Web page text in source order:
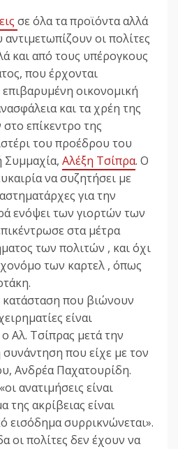
σε όλα τα προϊόντα αλλά
οι πολίτες
και από τους υπέρογκους
που έρχονται
οικονομική
και τα χρέη της
επίκεντρο της
του προέδρου του
Συμμαχία, Αλέξη Τσίπρα. Ο
να συζητήσει με
για την
ενόψει των γιορτών των
στα μέτρα
των πολιτών , και όχι
των καρτελ , όπως
κατάσταση που βιώνουν
είναι
Αλ. Τσίπρας μετά την
συνάντηση που είχε με τον
Ανδρέα Παχατουρίδη.
ανατιμήσεις είναι
της ακρίβειας είναι
εισόδημα συρρικνώνεται».
οι πολίτες δεν έχουν να